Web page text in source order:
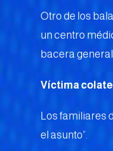
Otro de los
un centro
bacera
Víctima
Los familiares
el asunto”.